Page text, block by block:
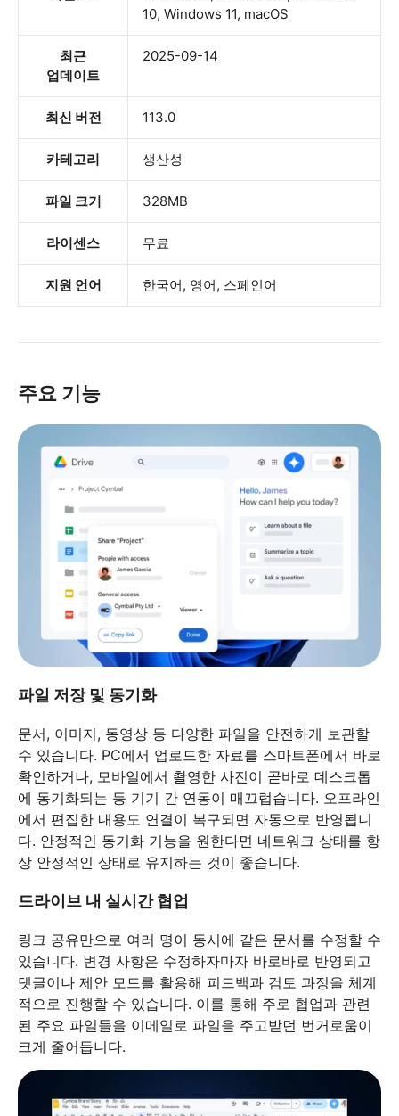
10, Windows 11, macOS
최근
업데이트
2025-09-14
최신 버전 113.0
카테고리 생산성
파일 크기 328MB
라이센스 무료
지원 언어 한국어, 영어, 스페인어
주요 기능
파일 저장 및 동기화
문서, 이미지, 동영상 등 다양한 파일을 안전하게 보관할
수 있습니다. PC에서 업로드한 자료를 스마트폰에서 바로
확인하거나, 모바일에서 촬영한 사진이 곧바로 데스크톱
에 동기화되는 등 기기 간 연동이 매끄럽습니다. 오프라인
에서 편집한 내용도 연결이 복구되면 자동으로 반영됩니
다. 안정적인 동기화 기능을 원한다면 네트워크 상태를 항
상 안정적인 상태로 유지하는 것이 좋습니다.
드라이브 내 실시간 협업
링크 공유만으로 여러 명이 동시에 같은 문서를 수정할 수
있습니다. 변경 사항은 수정하자마자 바로바로 반영되고
댓글이나 제안 모드를 활용해 피드백과 검토 과정을 체계
적으로 진행할 수 있습니다. 이를 통해 주로 협업과 관련
된 주요 파일들을 이메일로 파일을 주고받던 번거로움이
크게 줄어듭니다.